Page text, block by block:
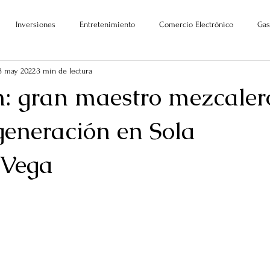
Inversiones Entretenimiento Comercio Electrónico
gran maestro
en Sola
may 20223 min de lectura